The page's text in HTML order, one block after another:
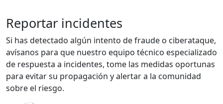
Reportar incidentes
Si has detectado algún intento de fraude o ciberataque,
avísanos para que nuestro equipo técnico especializado
de respuesta a incidentes, tome las medidas oportunas
para evitar su propagación y alertar a la comunidad
sobre el riesgo.